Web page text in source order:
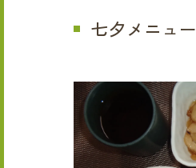
七夕メニュー